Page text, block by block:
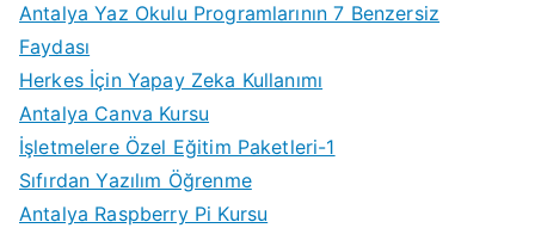
Antalya Yaz Okulu Programlarının 7 Benzersiz
Faydası
Herkes İçin Yapay Zeka Kullanımı
Antalya Canva Kursu
İşletmelere Özel Eğitim Paketleri-1
Sıfırdan Yazılım Öğrenme
Antalya Raspberry Pi Kursu